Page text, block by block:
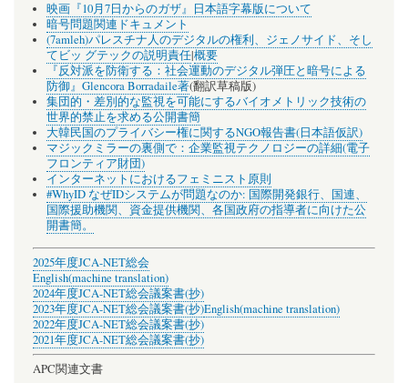
映画『10月7日からのガザ』日本語字幕版について
暗号問題関連ドキュメント
(7amleh)パレスチナ人のデジタルの権利、ジェノサイド、そし
てビッ グテックの説明責任|概要
『反対派を防衛する：社会運動のデジタル弾圧と暗号による
防御』Glencora Borradaile著(翻訳草稿版)
集団的・差別的な監視を可能にするバイオメトリック技術の
世界的禁止を求める公開書簡
大韓民国のプライバシー権に関するNGO報告書(日本語仮訳)
マジックミラーの裏側で：企業監視テクノロジーの詳細(電子
フロンティア財団)
インターネットにおけるフェミニスト原則
#WhyID なぜIDシステムが問題なのか: 国際開発銀行、国連、
国際援助機関、資金提供機関、各国政府の指導者に向けた公
開書簡。
2025年度JCA-NET総会
English(machine translation)
2024年度JCA-NET総会議案書(抄)
2023年度JCA-NET総会議案書(抄)English(machine translation)
2022年度JCA-NET総会議案書(抄)
2021年度JCA-NET総会議案書(抄)
APC関連文書